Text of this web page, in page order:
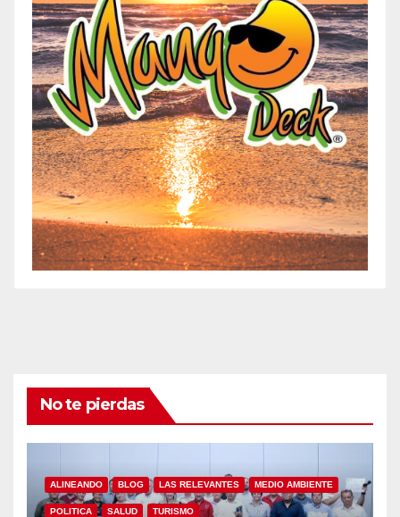
No te pierdas
ALINEANDO BLOG LAS RELEVANTES MEDIO AMBIENTE
POLITICA SALUD TURISMO